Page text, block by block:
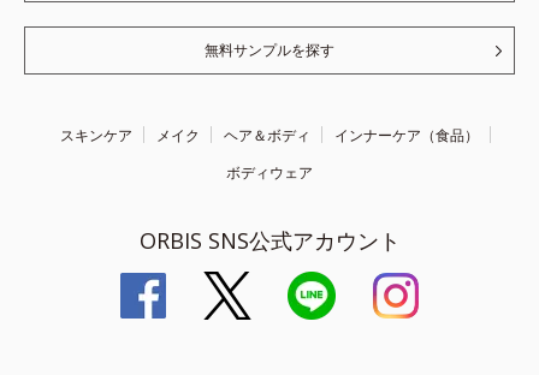
無料サンプルを探す
スキンケア メイク ヘア＆ボディ
インナーケア（食品）
ボディウェア
ORBIS SNS公式アカウント